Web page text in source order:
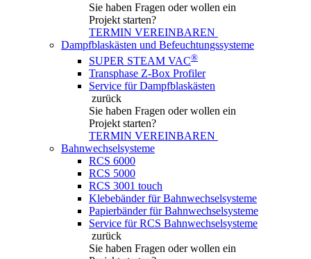
Sie haben Fragen oder wollen ein
Projekt starten?
TERMIN VEREINBAREN
Dampfblaskästen und Befeuchtungssysteme
SUPER STEAM VAC®
Transphase Z-Box Profiler
Service für Dampfblaskästen
zurück
Sie haben Fragen oder wollen ein
Projekt starten?
TERMIN VEREINBAREN
Bahnwechselsysteme
RCS 6000
RCS 5000
RCS 3001 touch
Klebebänder für Bahnwechselsysteme
Papierbänder für Bahnwechselsysteme
Service für RCS Bahnwechselsysteme
zurück
Sie haben Fragen oder wollen ein